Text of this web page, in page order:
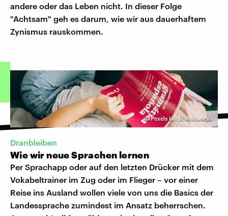
andere oder das Leben nicht. In dieser Folge
"Achtsam" geh es darum, wie wir aus dauerhaftem
Zynismus rauskommen.
©Pexels I olya kobruseva
Dranbleiben
Wie wir neue Sprachen lernen
Per Sprachapp oder auf den letzten Drücker mit dem
Vokabeltrainer im Zug oder im Flieger – vor einer
Reise ins Ausland wollen viele von uns die Basics der
Landessprache zumindest im Ansatz beherrschen.